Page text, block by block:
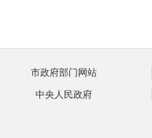
市政府部门网站
中央人民政府